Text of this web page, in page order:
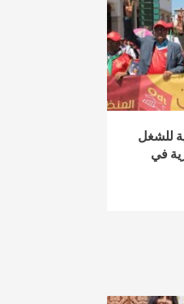
للشغل
في